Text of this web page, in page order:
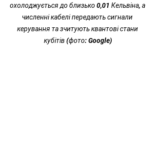
охолоджується до близько 0,01 Кельвіна, а
численні кабелі передають сигнали
керування та зчитують квантові стани
кубітів (фото: Google)